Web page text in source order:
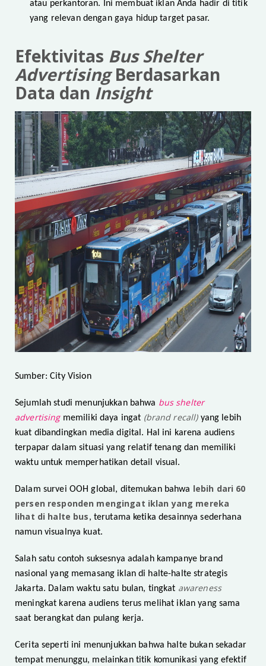
atau perkantoran. Ini membuat iklan Anda hadir di titik
yang relevan dengan gaya hidup target pasar.
Efektivitas Bus Shelter
AdvertisingBerdasarkan
Data dan Insight
Sumber: City Vision
Sejumlah studi menunjukkan bahwa bus shelter
advertisingmemiliki daya ingat (brand recall) yang lebih
kuat dibandingkan media digital. Hal ini karena audiens
terpapar dalam situasi yang relatif tenang dan memiliki
waktu untuk memperhatikan detail visual.
Dalam survei OOH global, ditemukan bahwa lebih dari 60
persen responden mengingat iklan yang mereka
lihat di halte bus, terutama ketika desainnya sederhana
namun visualnya kuat.
Salah satu contoh suksesnya adalah kampanye brand
nasional yang memasang iklan di halte-halte strategis
Jakarta. Dalam waktu satu bulan, tingkat awareness
meningkat karena audiens terus melihat iklan yang sama
saat berangkat dan pulang kerja.
Cerita seperti ini menunjukkan bahwa halte bukan sekadar
tempat menunggu, melainkan titik komunikasi yang efektif